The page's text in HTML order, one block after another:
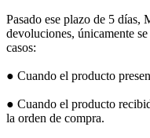
Pasado ese plazo de 5 días,
devoluciones, únicamente
casos:
● Cuando el producto
● Cuando el producto
la orden de compra.